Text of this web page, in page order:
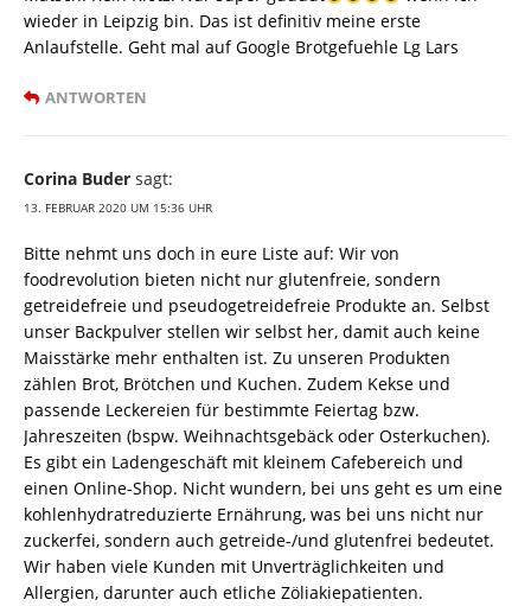
wieder in Leipzig bin. Das ist definitiv meine erste
Anlaufstelle. Geht mal auf Google Brotgefuehle Lg Lars
ANTWORTEN
Corina Buder sagt:
13. FEBRUAR 2020 UM 15:36 UHR
Bitte nehmt uns doch in eure Liste auf: Wir von
foodrevolution bieten nicht nur glutenfreie, sondern
getreidefreie und pseudogetreidefreie Produkte an. Selbst
unser Backpulver stellen wir selbst her, damit auch keine
Maisstärke mehr enthalten ist. Zu unseren Produkten
zählen Brot, Brötchen und Kuchen. Zudem Kekse und
passende Leckereien für bestimmte Feiertag bzw.
Jahreszeiten (bspw. Weihnachtsgebäck oder Osterkuchen).
Es gibt ein Ladengeschäft mit kleinem Cafebereich und
einen Online-Shop. Nicht wundern, bei uns geht es um eine
kohlenhydratreduzierte Ernährung, was bei uns nicht nur
zuckerfei, sondern auch getreide-/und glutenfrei bedeutet.
Wir haben viele Kunden mit Unverträglichkeiten und
Allergien, darunter auch etliche Zöliakiepatienten.